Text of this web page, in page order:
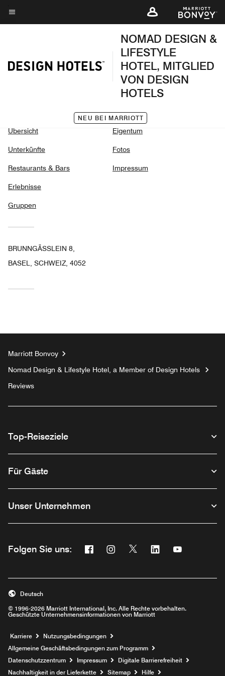
Skip
toMenütext
NOMAD DESIGN &
LIFESTYLE
HOTEL, MITGLIED
VON DESIGN
HOTELS
NEU BEI MARRIOTT
Übersicht
Unterkünfte
Restaurants & Bars
Erlebnisse
Gruppen
Eigentum
Fotos
Impressum
BRUNNGÄSSLEIN 8,
BASEL, SCHWEIZ, 4052
Marriott Bonvoy
Nomad Design & Lifestyle Hotel, a Member of Design Hotels
Reviews
Top-Reiseziele
Für Gäste
Unser Unternehmen
Folgen Sie uns: Facebook
Opens a new window
Instagram
Opens a new window
Twitter
Opens a new window
Linkedin
Opens a new
Opens a
© 1996-2026 Marriott International, Inc. Alle Rechte vorbehalten.
Geschützte Unternehmensinformationen von Marriott
Deutsch
Karriere Opens a new window
Nutzungsbedingungen
Allgemeine Geschäftsbedingungen zum Programm
Datenschutzzentrum
Impressum
Digitale Barrierefreiheit
Nachhaltigkeit in der Lieferkette
Sitemap Hilfe